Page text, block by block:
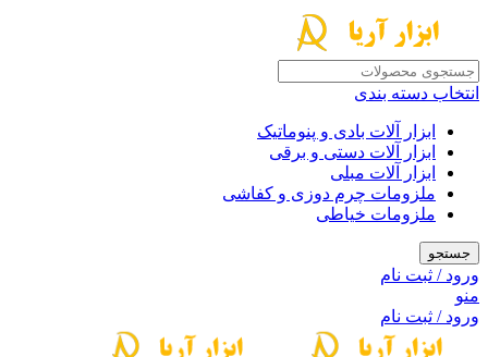
انتخاب دسته بندی
ابزار آلات بادی و پنوماتیک
ابزار آلات دستی و برقی
ابزار آلات مبلی
ملزومات چرم دوزی و کفاشی
ملزومات خیاطی
جستجو
ورود / ثبت نام
منو
ورود / ثبت نام